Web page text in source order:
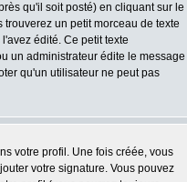
qu'il soit posté) en cliquant sur le
un petit morceau de texte
édité. Ce petit texte
un administrateur édite le message
qu'un utilisateur ne peut pas
votre profil. Une fois créée, vous
votre signature. Vous pouvez